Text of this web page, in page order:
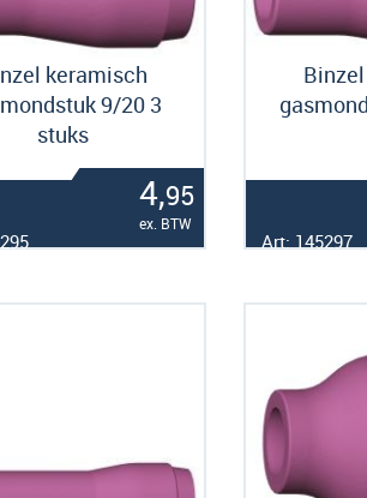
keramisch
9/20 3
stuks
4,95
ex. BTW
Art: 145297